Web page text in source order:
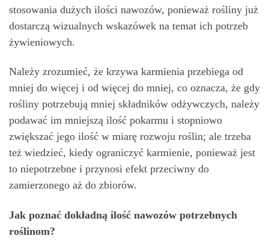
stosowania dużych ilości nawozów, ponieważ rośliny już
dostarczą wizualnych wskazówek na temat ich potrzeb
żywieniowych.
Należy zrozumieć, że krzywa karmienia przebiega od
mniej do więcej i od więcej do mniej, co oznacza, że gdy
rośliny potrzebują mniej składników odżywczych, należy
podawać im mniejszą ilość pokarmu i stopniowo
zwiększać jego ilość w miarę rozwoju roślin; ale trzeba
też wiedzieć, kiedy ograniczyć karmienie, ponieważ jest
to niepotrzebne i przynosi efekt przeciwny do
zamierzonego aż do zbiorów.
Jak poznać dokładną ilość nawozów potrzebnych
roślinom?